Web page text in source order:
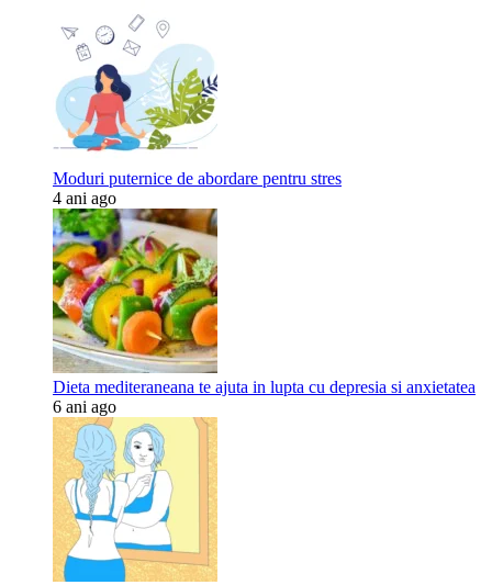
Moduri puternice de abordare pentru stres
4 ani ago
Dieta mediteraneana te ajuta in lupta cu depresia si anxietatea
6 ani ago